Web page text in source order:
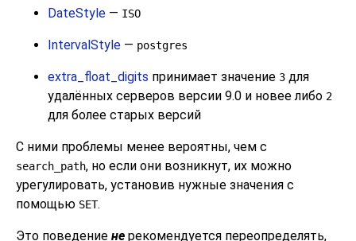
DateStyle — ISO
IntervalStyle — postgres
extra_float_digits принимает значение 3 для
удалённых серверов версии 9.0 и новее либо 2
для более старых версий
С ними проблемы менее вероятны, чем с
search_path, но если они возникнут, их можно
урегулировать, установив нужные значения с
помощью SET.
Это поведение не рекомендуется переопределять,